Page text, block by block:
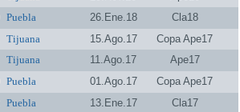
Puebla 26.Ene.18
Cla18
Tijuana 15.Ago.17
Copa Ape17
Tijuana 11.Ago.17
Ape17
Puebla 01.Ago.17
Copa Ape17
Puebla 13.Ene.17
Cla17